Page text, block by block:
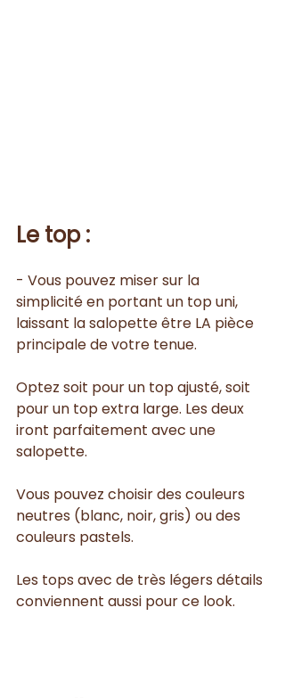
Le top :
- Vous pouvez miser sur la
simplicité en portant un top uni,
laissant la salopette être LA pièce
principale de votre tenue.
Optez soit pour un top ajusté, soit
pour un top extra large. Les deux
iront parfaitement avec une
salopette.
Vous pouvez choisir des couleurs
neutres (blanc, noir, gris) ou des
couleurs pastels.
Les tops avec de très légers détails
conviennent aussi pour ce look.